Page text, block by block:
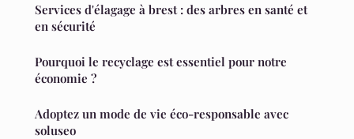
Services d'élagage à brest : des arbres en santé et
en sécurité
Pourquoi le recyclage est essentiel pour notre
économie ?
Adoptez un mode de vie éco-responsable avec
soluseo